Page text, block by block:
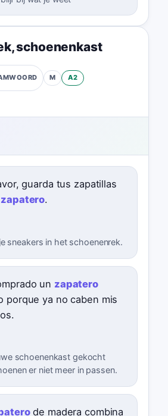
,schoenenkast
M A2
guarda tus zapatillas
zapatero.
sneakers in het schoenenrek.
un zapatero
porque ya no caben mis
schoenenkast gekocht
er niet meer in passen.
de madera combina